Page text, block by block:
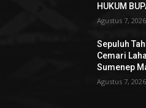
HUKUM
Agustus 7, 2026
Sepuluh
Cemari
Sumenep
Agustus 7, 2026